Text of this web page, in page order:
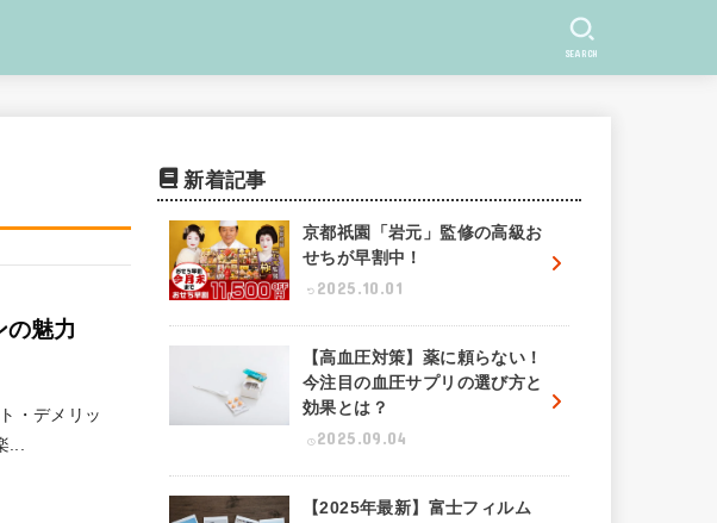
SEARCH
魅力
・デメリッ
新着記事
京都祇園「岩元」監修の高級お
せちが早割中！
2025.10.01
【高血圧対策】薬に頼らない！
今注目の血圧サプリの選び方と
効果とは？
2025.09.04
【2025年最新】富士フィルム